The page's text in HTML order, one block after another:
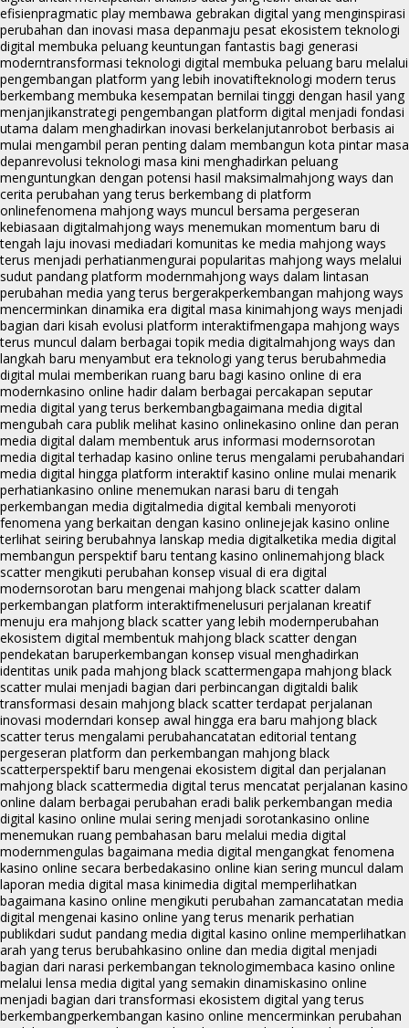
efisienpragmatic play membawa gebrakan digital yang menginspirasi
perubahan dan inovasi masa depanmaju pesat ekosistem teknologi
digital membuka peluang keuntungan fantastis bagi generasi
moderntransformasi teknologi digital membuka peluang baru melalui
pengembangan platform yang lebih inovatifteknologi modern terus
berkembang membuka kesempatan bernilai tinggi dengan hasil yang
menjanjikanstrategi pengembangan platform digital menjadi fondasi
utama dalam menghadirkan inovasi berkelanjutanrobot berbasis ai
mulai mengambil peran penting dalam membangun kota pintar masa
depanrevolusi teknologi masa kini menghadirkan peluang
menguntungkan dengan potensi hasil maksimalmahjong ways dan
cerita perubahan yang terus berkembang di platform
onlinefenomena mahjong ways muncul bersama pergeseran
kebiasaan digitalmahjong ways menemukan momentum baru di
tengah laju inovasi mediadari komunitas ke media mahjong ways
terus menjadi perhatianmengurai popularitas mahjong ways melalui
sudut pandang platform modernmahjong ways dalam lintasan
perubahan media yang terus bergerakperkembangan mahjong ways
mencerminkan dinamika era digital masa kinimahjong ways menjadi
bagian dari kisah evolusi platform interaktifmengapa mahjong ways
terus muncul dalam berbagai topik media digitalmahjong ways dan
langkah baru menyambut era teknologi yang terus berubahmedia
digital mulai memberikan ruang baru bagi kasino online di era
modernkasino online hadir dalam berbagai percakapan seputar
media digital yang terus berkembangbagaimana media digital
mengubah cara publik melihat kasino onlinekasino online dan peran
media digital dalam membentuk arus informasi modernsorotan
media digital terhadap kasino online terus mengalami perubahandari
media digital hingga platform interaktif kasino online mulai menarik
perhatiankasino online menemukan narasi baru di tengah
perkembangan media digitalmedia digital kembali menyoroti
fenomena yang berkaitan dengan kasino onlinejejak kasino online
terlihat seiring berubahnya lanskap media digitalketika media digital
membangun perspektif baru tentang kasino onlinemahjong black
scatter mengikuti perubahan konsep visual di era digital
modernsorotan baru mengenai mahjong black scatter dalam
perkembangan platform interaktifmenelusuri perjalanan kreatif
menuju era mahjong black scatter yang lebih modernperubahan
ekosistem digital membentuk mahjong black scatter dengan
pendekatan baruperkembangan konsep visual menghadirkan
identitas unik pada mahjong black scattermengapa mahjong black
scatter mulai menjadi bagian dari perbincangan digitaldi balik
transformasi desain mahjong black scatter terdapat perjalanan
inovasi moderndari konsep awal hingga era baru mahjong black
scatter terus mengalami perubahancatatan editorial tentang
pergeseran platform dan perkembangan mahjong black
scatterperspektif baru mengenai ekosistem digital dan perjalanan
mahjong black scattermedia digital terus mencatat perjalanan kasino
online dalam berbagai perubahan eradi balik perkembangan media
digital kasino online mulai sering menjadi sorotankasino online
menemukan ruang pembahasan baru melalui media digital
modernmengulas bagaimana media digital mengangkat fenomena
kasino online secara berbedakasino online kian sering muncul dalam
laporan media digital masa kinimedia digital memperlihatkan
bagaimana kasino online mengikuti perubahan zamancatatan media
digital mengenai kasino online yang terus menarik perhatian
publikdari sudut pandang media digital kasino online memperlihatkan
arah yang terus berubahkasino online dan media digital menjadi
bagian dari narasi perkembangan teknologimembaca kasino online
melalui lensa media digital yang semakin dinamiskasino online
menjadi bagian dari transformasi ekosistem digital yang terus
berkembangperkembangan kasino online mencerminkan perubahan